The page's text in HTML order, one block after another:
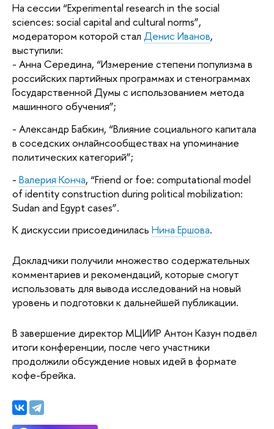
На сессии “Experimental research in the social
sciences: social capital and cultural norms”,
модератором которой стал Денис Иванов,
выступили:
- Анна Середина, “Измерение степени популизма в
российских партийных программах и стенограммах
Государственной Думы с использованием метода
машинного обучения”;
- Александр Бабкин, “Влияние социального капитала
в соседских онлайнсообществах на упоминание
политических категорий”;
- Валерия Конча, “Friend or foe: computational model
of identity construction during political mobilization:
Sudan and Egypt cases”.
К дискуссии присоединилась Нина Ершова.
Докладчики получили множество содержательных
комментариев и рекомендаций, которые смогут
использовать для вывода исследований на новый
уровень и подготовки к дальнейшей публикации.
В завершение директор МЦИИР Антон Казун подвёл
итоги конференции, после чего участники
продолжили обсуждение новых идей в формате
кофе-брейка.